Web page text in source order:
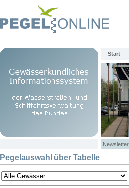
Start
Newsletter
Pegelauswahl über Tabelle